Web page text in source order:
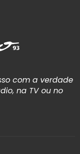
com a verdade
na TV ou no